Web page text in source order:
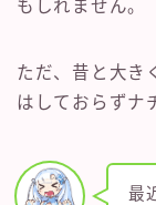
もしれません。
ただ、昔と大き
はしておらずナ
最